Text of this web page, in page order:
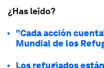
¿Has leído?
"Cada acción
Mundial de los
Los refugiados